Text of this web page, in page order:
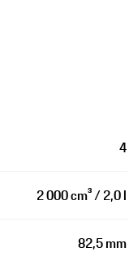
4
2 000 cm³ / 2,0 l
82,5 mm